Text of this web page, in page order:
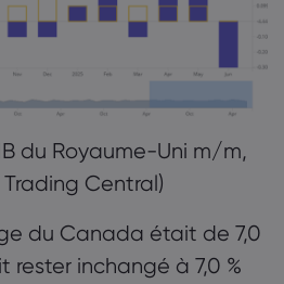
du Royaume-Uni m/m,
Trading Central)
du Canada était de 7,0
rester inchangé à 7,0 %